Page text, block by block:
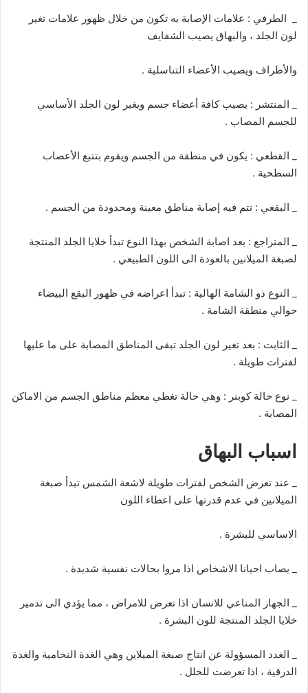
_ الطرفي : علامات الإصابة به تكون من خلال ظهور علامات تغير
لون الجلد ، والبهاق يصيب الشفايف
والأطراف ويصيب الأعضاء التناسلية .
_ المنتشر : يصيب كافة أعضاء جسم ويغير لون الجلد الأساسي
للجسم المصاب .
_ القطعي : يكون في منطقة من الجسم ويقوم بتتبع الأعصاب
السطحية .
_ البقعي : تتم فيه إصابة مناطق معينة ومحدودة من الجسم .
_ المتراجع : بعد اصابة الشخص بهذا النوع تبدأ خلايا الجلد المنتجة
لصبغة الميلانين بالعودة الى اللون الطبيعي .
_ النوع ذو الشامة الهالية : تبدأ اعراضه في ظهور البقع البيضاء
حوالي منطقة الشامة .
_ الثابت : بعد تغير لون الجلد تبقى المناطق المصابة على ما عليها
لفترات طويلة .
_ نوع حالة كوبنر : وهي حالة تغطي معظم مناطق الجسم من الاماكن
المصابة .
اسباب البهاق
_ عند تعرض الشخص لفترات طويلة لاشعة الشمس تبدأ صبغة
الميلانين في عدم قدرتها على اعطاء اللون
الاساسي للبشرة .
_ يصاب احيانا الاشخاص اذا مروا بحالات نفسية شديدة .
_ الجهاز المناعي للانسان اذا تعرض للامراض ، مما يؤدي الى تدمير
خلايا الجلد المنتجة للون البشرة .
_ الغدد المسؤولة عن انتاج صبغة الميلاين وهي الغدة النخامية والغدة
الدرقية ، اذا تعرضت للخلل .